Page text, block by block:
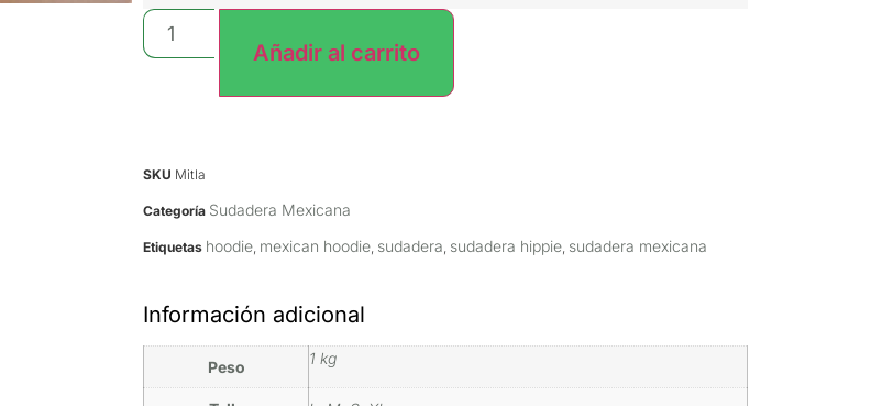
Añadir al carrito
SKU Mitla
Categoría Sudadera Mexicana
Etiquetas hoodie, mexican hoodie, sudadera, sudadera hippie, sudadera mexicana
Información adicional
Peso 1 kg